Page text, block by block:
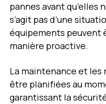
pannes avant qu’elles
s’agit pas d’une
équipements peuvent
manière proactive.
La maintenance et
être planifiées au
garantissant la